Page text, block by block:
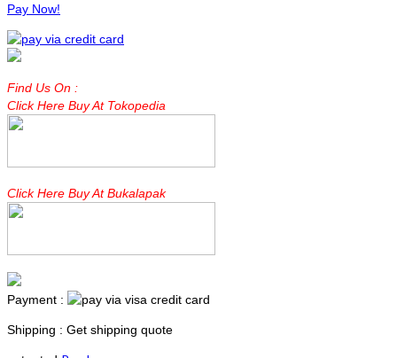
Pay Now!
Find Us On :
Click Here Buy At Tokopedia
Click Here Buy At Bukalapak
Payment :
Shipping : Get shipping quote